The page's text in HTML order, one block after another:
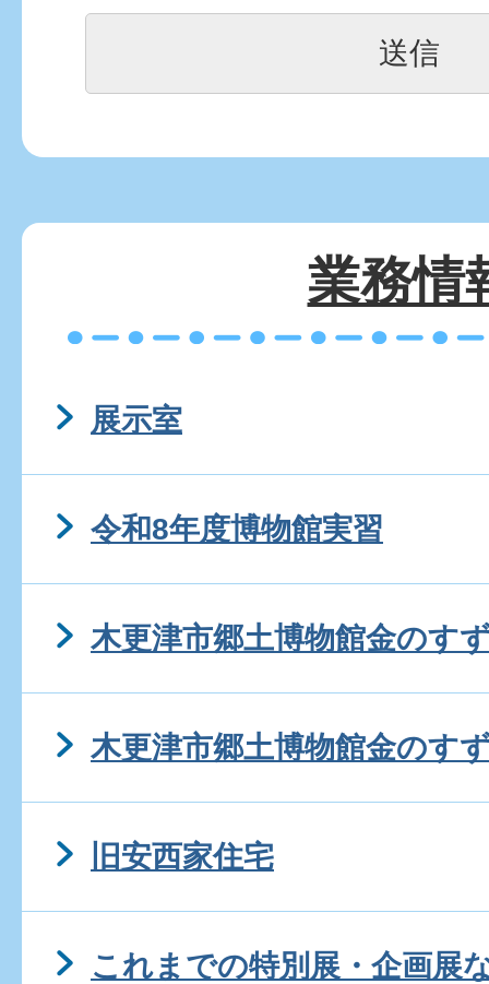
業務情
展示室
令和8年度博物館実習
木更津市郷土博物館金のす
木更津市郷土博物館金のす
旧安西家住宅
これまでの特別展・企画展